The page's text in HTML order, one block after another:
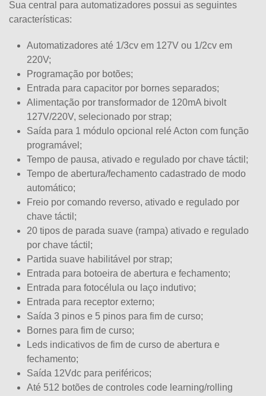
Sua central para automatizadores possui as seguintes
características:
Automatizadores até 1/3cv em 127V ou 1/2cv em
220V;
Programação por botões;
Entrada para capacitor por bornes separados;
Alimentação por transformador de 120mA bivolt
127V/220V, selecionado por strap;
Saída para 1 módulo opcional relé Acton com função
programável;
Tempo de pausa, ativado e regulado por chave táctil;
Tempo de abertura/fechamento cadastrado de modo
automático;
Freio por comando reverso, ativado e regulado por
chave táctil;
20 tipos de parada suave (rampa) ativado e regulado
por chave táctil;
Partida suave habilitável por strap;
Entrada para botoeira de abertura e fechamento;
Entrada para fotocélula ou laço indutivo;
Entrada para receptor externo;
Saída 3 pinos e 5 pinos para fim de curso;
Bornes para fim de curso;
Leds indicativos de fim de curso de abertura e
fechamento;
Saída 12Vdc para periféricos;
Até 512 botões de controles code learning/rolling